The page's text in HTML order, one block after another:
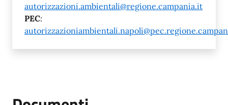
autorizzazioni.ambientali@regione.campania.it
PEC: